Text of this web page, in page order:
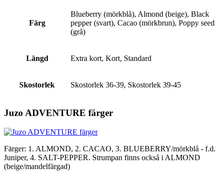
Färg
Blueberry (mörkblå), Almond (beige), Black
pepper (svart), Cacao (mörkbrun), Poppy seed
(grå)
Längd Extra kort, Kort, Standard
Skostorlek Skostorlek 36-39, Skostorlek 39-45
Juzo ADVENTURE färger
Färger: 1. ALMOND, 2. CACAO, 3. BLUEBERRY/mörkblå - f.d.
Juniper, 4. SALT-PEPPER. Strumpan finns också i ALMOND
(beige/mandelfärgad)